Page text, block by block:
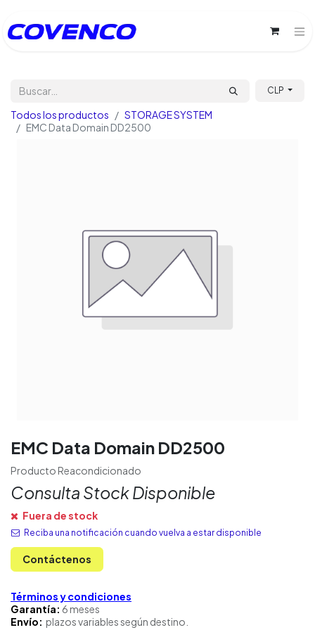
CLP
Todos los productos
STORAGE SYSTEM
EMC Data Domain DD2500
EMC Data Domain DD2500
Producto Reacondicionado
Consulta Stock Disponible
Fuera de stock
Reciba una notificación cuando vuelva a estar disponible
Contáctenos
Términos y condiciones
Garantía: 6 meses
Envío: plazos variables según destino.